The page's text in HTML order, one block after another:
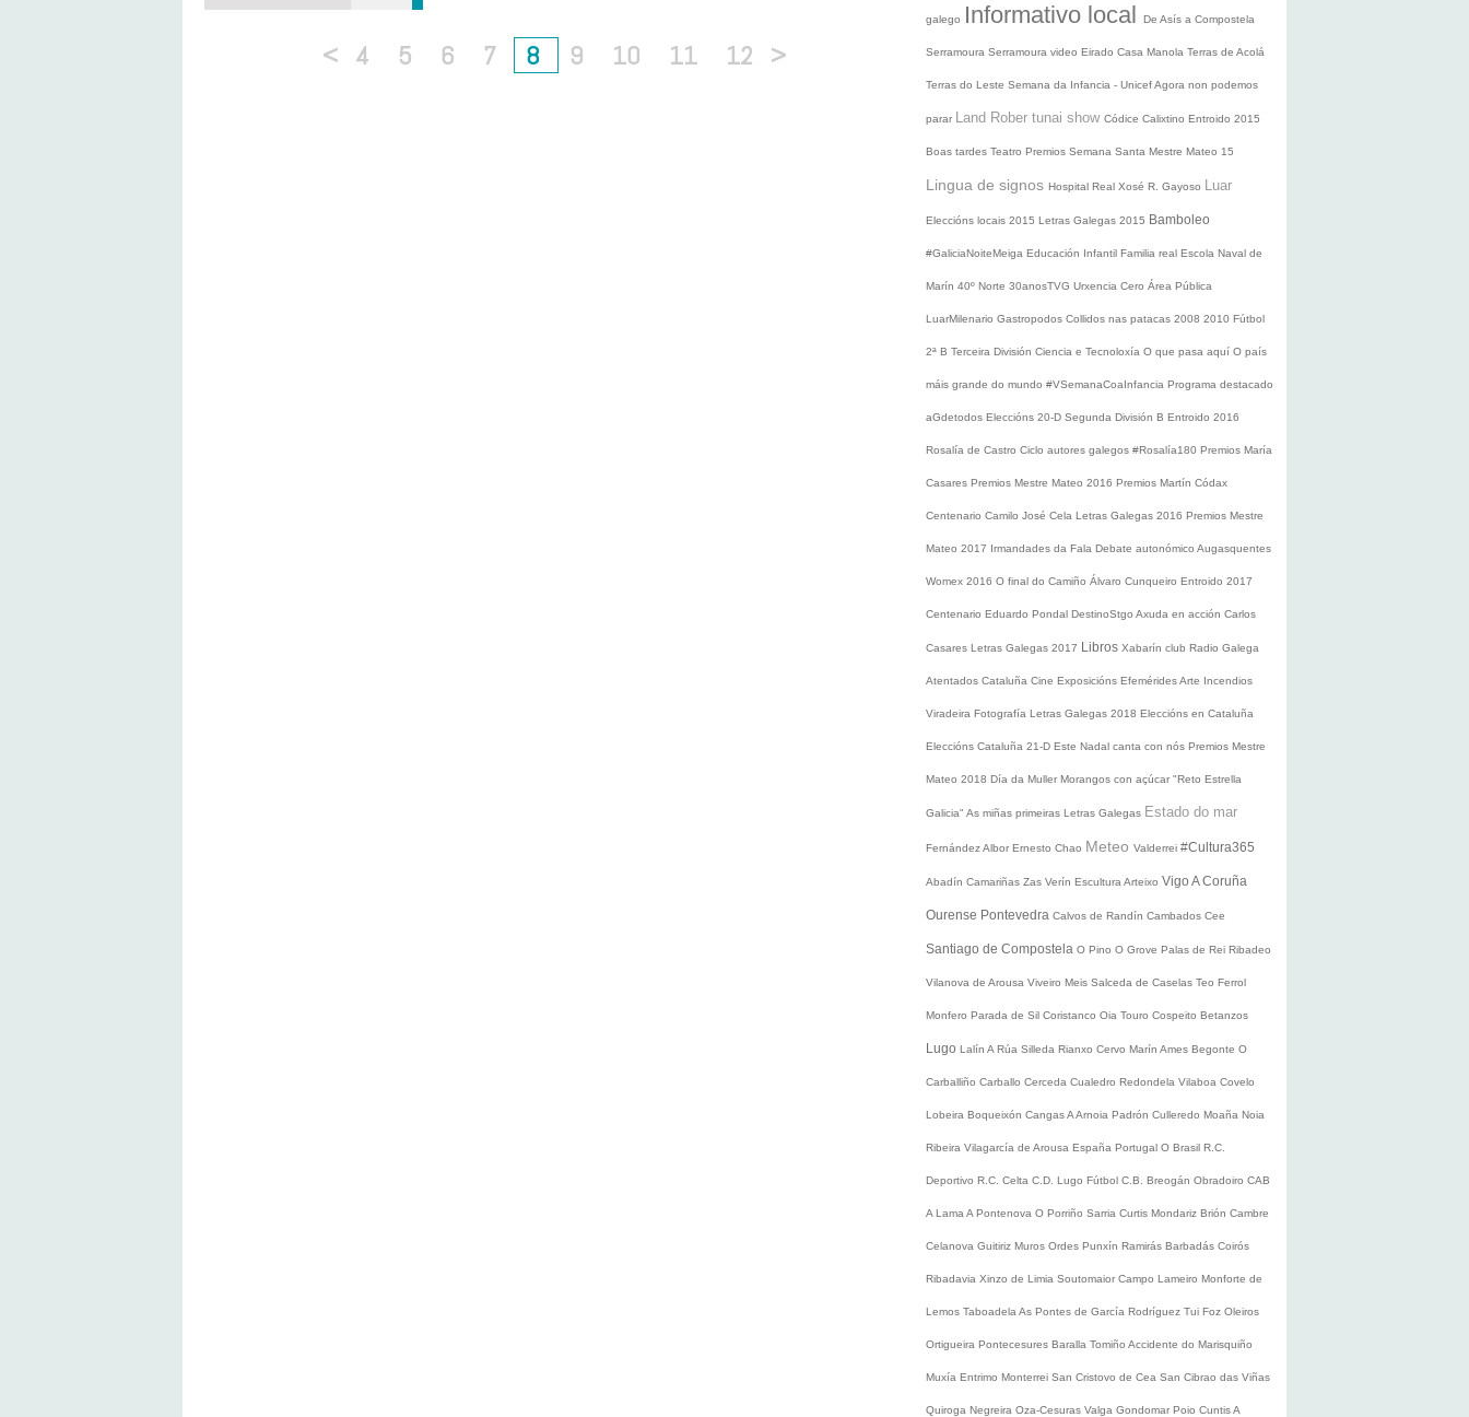
< 4 5 6 7 8 9 10 11 12 >
galego Informativo local De Asís a Compostela
Serramoura Serramoura video Eirado Casa Manola Terras de Acolá
Terras do Leste Semana da Infancia - UnicefAgora non podemos
parar Land Rober tunai show Códice Calixtino Entroido 2015
Boas tardes Teatro Premios Semana Santa Mestre Mateo 15
Lingua de signos Hospital Real Xosé R. Gayoso Luar
Eleccións locais 2015 Letras Galegas 2015 Bamboleo
#GaliciaNoiteMeiga Educación Infantil Familia real Escola Naval de
Marín 40º Norte 30anosTVG Urxencia Cero Área Pública
LuarMilenario Gastropodos Collidos nas patacas 2008 2010 Fútbol
2ª B Terceira División Ciencia e Tecnoloxía O que pasa aquí O país
máis grande do mundo #VSemanaCoaInfancia Programa destacado
aGdetodos Eleccións 20-D Segunda División B Entroido 2016
Rosalía de Castro Ciclo autores galegos #Rosalía180 Premios María
Casares Premios Mestre Mateo 2016 Premios Martín Códax
Centenario Camilo José Cela Letras Galegas 2016 Premios Mestre
Mateo 2017 Irmandades da Fala Debate autonómico Augasquentes
Womex 2016 O final do Camiño Álvaro Cunqueiro Entroido 2017
Centenario Eduardo Pondal DestinoStgo Axuda en acción Carlos
Casares Letras Galegas 2017 Libros Xabarín club Radio Galega
Atentados Cataluña Cine Exposicións EfeméridesArte Incendios
Viradeira Fotografía Letras Galegas 2018 Eleccións en Cataluña
Eleccións Cataluña 21-D Este Nadal canta con nós Premios Mestre
Mateo 2018 Día da Muller Morangos con açúcar "Reto Estrella
Galicia" As miñas primeiras Letras Galegas Estado do mar
Fernández Albor Ernesto Chao Meteo Valderrei #Cultura365
Abadín Camariñas Zas Verín Escultura Arteixo Vigo A Coruña
Ourense Pontevedra Calvos de Randín Cambados Cee
Santiago de Compostela O Pino O Grove Palas de Rei Ribadeo
Vilanova de Arousa Viveiro Meis Salceda de Caselas Teo Ferrol
Monfero Parada de Sil Coristanco Oia Touro Cospeito Betanzos
Lugo Lalín A Rúa Silleda Rianxo Cervo Marín Ames Begonte O
Carballiño Carballo Cerceda Cualedro Redondela Vilaboa Covelo
Lobeira Boqueixón CangasA Arnoia Padrón Culleredo Moaña Noia
Ribeira Vilagarcía de Arousa España Portugal O Brasil R.C.
Deportivo R.C. Celta C.D. Lugo Fútbol C.B. Breogán Obradoiro CAB
A Lama A Pontenova O Porriño Sarria Curtis Mondariz Brión Cambre
Celanova Guitiriz Muros Ordes Punxín Ramirás Barbadás Coirós
Ribadavia Xinzo de Limia Soutomaior Campo Lameiro Monforte de
Lemos Taboadela As Pontes de García Rodríguez Tui Foz Oleiros
Ortigueira Pontecesures Baralla Tomiño Accidente do Marisquiño
Muxía Entrimo Monterrei San Cristovo de Cea San Cibrao das Viñas
Quiroga Negreira Oza-Cesuras Valga Gondomar Poio CuntisA